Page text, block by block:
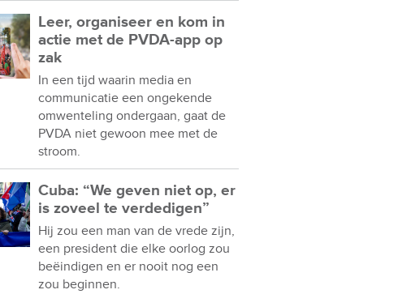
Leer, organiseer en kom in
actie met de PVDA-app op
zak
In een tijd waarin media en
communicatie een ongekende
omwenteling ondergaan, gaat de
PVDA niet gewoon mee met de
stroom.
Cuba: “We geven niet op, er
is zoveel te verdedigen”
Hij zou een man van de vrede zijn,
een president die elke oorlog zou
beëindigen en er nooit nog een
zou beginnen.